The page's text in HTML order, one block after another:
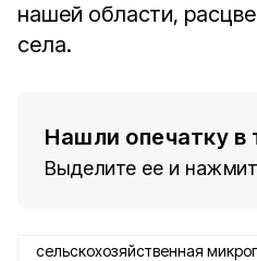
нашей области,
села.
Нашли опечатку в
Выделите ее и
сельскохозяйственная